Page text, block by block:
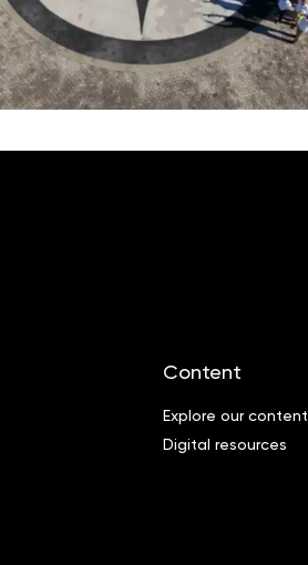
Content
Explore our content
Digital resources